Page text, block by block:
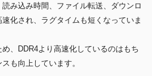
み込み時間、ファイル転送、ダウンロ
化され、ラグタイムも短くなっていま
、DDR4より高速化しているのはもち
も向上しています。